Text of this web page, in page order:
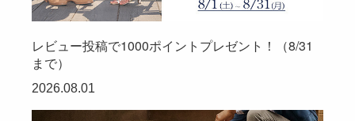
レビュー投稿で1000ポイントプレゼント！（8/31
まで）
2026.08.01